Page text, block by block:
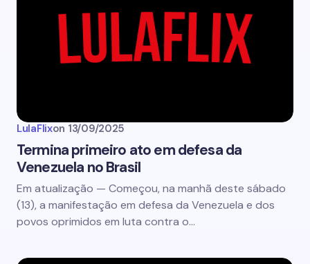
LulaFlixon 13/09/2025
Termina primeiro ato em defesa da
Venezuela no Brasil
Em atualização — Começou, na manhã deste sábado
(13), a manifestação em defesa da Venezuela e dos
povos oprimidos em luta contra o…